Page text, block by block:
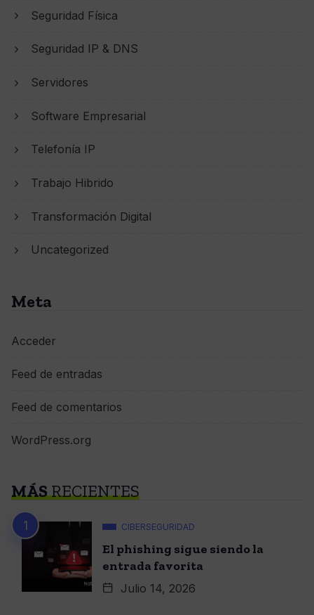
Seguridad Física
Seguridad IP & DNS
Servidores
Software Empresarial
Telefonía IP
Trabajo Hibrido
Transformación Digital
Uncategorized
Meta
Acceder
Feed de entradas
Feed de comentarios
WordPress.org
MÁSRECIENTES
CIBERSEGURIDAD
El phishing sigue siendo la
entrada favorita
Julio 14, 2026